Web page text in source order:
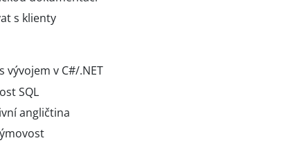
s klienty
vývojem v C#/.NET
SQL
angličtina